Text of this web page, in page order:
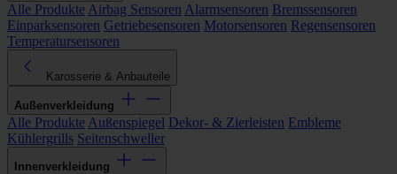
Alle Produkte Airbag Sensoren Alarmsensoren Bremssensoren
Einparksensoren Getriebesensoren Motorsensoren Regensensoren
Temperatursensoren
Karosserie & Anbauteile
Außenverkleidung
Alle Produkte Außenspiegel Dekor- & Zierleisten Embleme
Kühlergrills Seitenschweller
Innenverkleidung